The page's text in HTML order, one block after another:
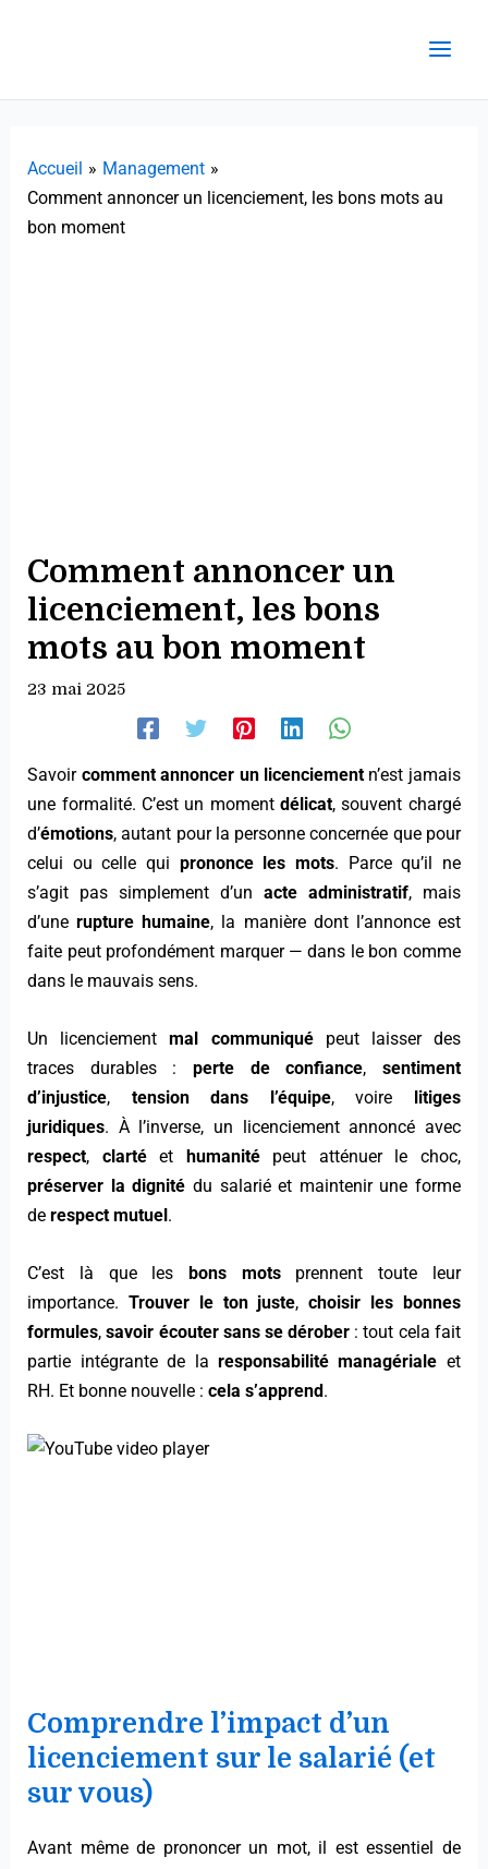
Accueil
Management
Comment annoncer un licenciement, les bons mots au
bon moment
Comment annoncer un
licenciement, les bons
mots au bon moment
23 mai 2025
Savoir comment annoncer un licenciementn’est jamais
une formalité. C’est un momentdélicat, souvent chargé
d’émotions, autant pour la personne concernée que pour
celui ou celle qui prononce les mots. Parce qu’il ne
s’agit pas simplement d’un acte administratif, mais
d’unerupture humaine, la manière dont l’annonce est
faite peut profondément marquer — dans le bon comme
dans le mauvais sens.
Un licenciementmal communiquépeut laisser des
traces durables : perte de confiance, sentiment
d’injustice, tension dans l’équipe, voire litiges
juridiques. À l’inverse, un licenciement annoncé avec
respect, clartéet humanitépeut atténuer le choc,
préserver la dignité du salarié et maintenir une forme
derespect mutuel.
C’est là que les bons motsprennent toute leur
importance.Trouver le ton juste,choisir les bonnes
formules,savoir écouter sans se dérober : tout cela fait
partie intégrante de la responsabilité managériale et
RH. Et bonne nouvelle :cela s’apprend.
Comprendre l’impact d’un
licenciement sur le salarié (et
sur vous)
Avant même de prononcer un mot, il est essentiel de